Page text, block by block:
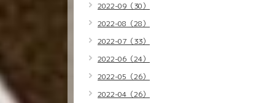
2022-09（30）
2022-08（28）
2022-07（33）
2022-06（24）
2022-05（26）
2022-04（26）